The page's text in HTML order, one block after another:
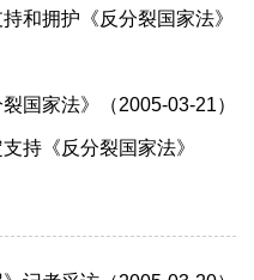
和拥护《反分裂国家法》
国家法》（2005-03-21）
持《反分裂国家法》